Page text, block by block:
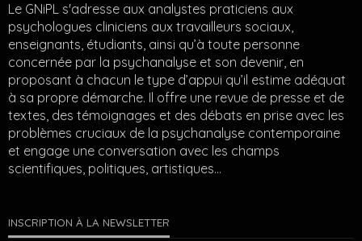
Le GNiPL s'adresse aux analystes praticiens aux
psychologues cliniciens aux travailleurs sociaux,
enseignants, étudiants, ainsi qu’à toute personne
concernée par la psychanalyse et son devenir, en
proposant à chacun le type d’appui qu’il estime adéquat
à sa propre démarche. Il offre une revue de presse et de
textes, des témoignages et des débats en prise avec les
problèmes cruciaux de la psychanalyse contemporaine
et engage une conversation avec les champs
scientifiques, politiques, artistiques…
INSCRIPTION À LA NEWSLETTER